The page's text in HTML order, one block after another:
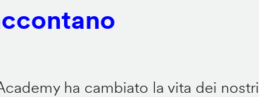
ha cambiato la vita dei nostri